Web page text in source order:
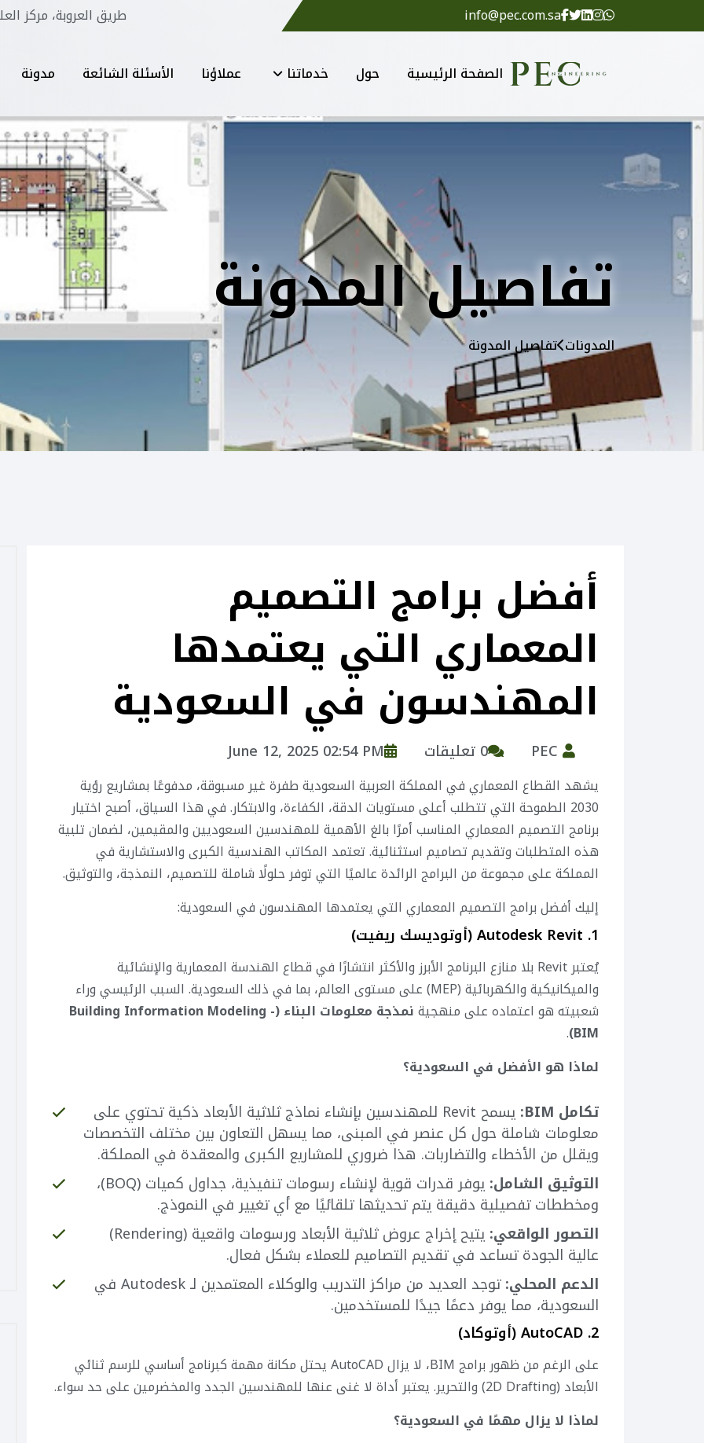
طريق العروبة، مركز info@pec.com.sa
الصفحة الرئيسية حول خدماتنا عملاؤنا الأسئلة الشائعة مدونة
تفاصيل المدونة
المدونات تفاصيل المدونة
أفضل برامج التصميم
المعماري التي يعتمدها
المهندسون في السعودية
0 تعليقات June 12, 2025 02:54 PM
يشهد القطاع المعماري في المملكة العربية السعودية طفرة غير مسبوقة، مدفوعًا بمشاريع رؤية
2030 الطموحة التي تتطلب أعلى مستويات الدقة، الكفاءة، والابتكار. في هذا السياق، أصبح اختيار
برنامج التصميم المعماري المناسب أمرًا بالغ الأهمية للمهندسين السعوديين والمقيمين، لضمان تلبية
هذه المتطلبات وتقديم تصاميم استثنائية. تعتمد المكاتب الهندسية الكبرى والاستشارية في
المملكة على مجموعة من البرامج الرائدة عالميًا التي توفر حلولًا شاملة للتصميم، النمذجة، والتوثيق.
إليك أفضل برامج التصميم المعماري التي يعتمدها المهندسون في السعودية:
1. Autodesk Revit (أوتوديسك ريفيت)
يُعتبر Revit بلا منازع البرنامج الأبرز والأكثر انتشارًا في قطاع الهندسة المعمارية والإنشائية
والميكانيكية والكهربائية (MEP) على مستوى العالم، بما في ذلك السعودية. السبب الرئيسي وراء
شعبيته هو اعتماده على منهجية
نمذجة معلومات البناء (Building Information Modeling -
BIM)
.
لماذا هو الأفضل في السعودية؟
تكامل BIM: يسمح Revit للمهندسين بإنشاء نماذج ثلاثية الأبعاد ذكية تحتوي على
معلومات شاملة حول كل عنصر في المبنى، مما يسهل التعاون بين مختلف التخصصات
ويقلل من الأخطاء والتضاربات. هذا ضروري للمشاريع الكبرى والمعقدة في المملكة.
التوثيق الشامل:
يوفر قدرات قوية لإنشاء رسومات تنفيذية، جداول كميات (BOQ)،
ومخططات تفصيلية دقيقة يتم تحديثها تلقائيًا مع أي تغيير في النموذج.
التصور الواقعي:
يتيح إخراج عروض ثلاثية الأبعاد ورسومات واقعية (Rendering)
عالية الجودة تساعد في تقديم التصاميم للعملاء بشكل فعال.
الدعم المحلي:
توجد العديد من مراكز التدريب والوكلاء المعتمدين لـ Autodesk في
السعودية، مما يوفر دعمًا جيدًا للمستخدمين.
2. AutoCAD (أوتوكاد)
على الرغم من ظهور برامج BIM، لا يزال AutoCAD يحتل مكانة مهمة كبرنامج أساسي للرسم ثنائي
الأبعاد (2D Drafting) والتحرير. يعتبر أداة لا غنى عنها للمهندسين الجدد والمخضرمين على حد سواء.
لماذا لا يزال مهمًا في السعودية؟